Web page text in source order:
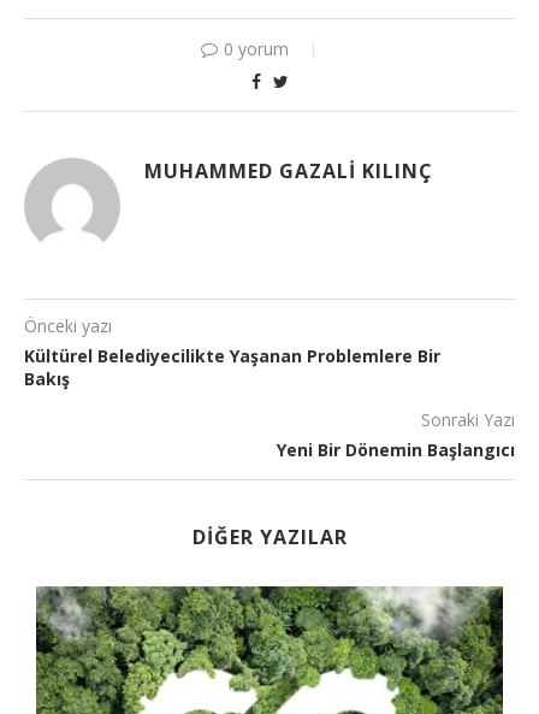
0 yorum
MUHAMMED GAZALI KILINÇ
Önceki yazı
Kültürel Belediyecilikte Yaşanan Problemlere Bir
Bakış
Sonraki Yazı
Yeni Bir Dönemin Başlangıcı
DIĞER YAZILAR